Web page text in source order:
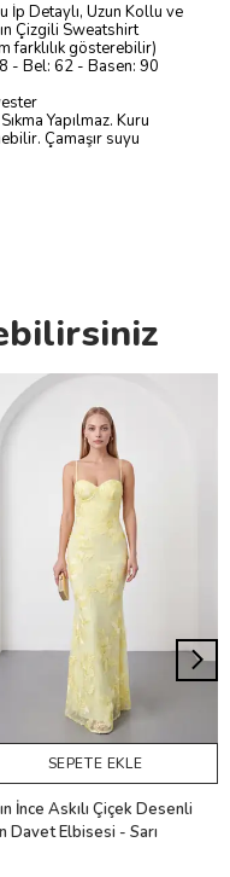
İp Detaylı, Uzun Kollu ve
Çizgili Sweatshirt
farklılık gösterebilir)
- Bel: 62 - Basen: 90
Yapılmaz. Kuru
Çamaşır suyu
SEPETE EKLE
İnce Askılı Çiçek Desenli
Davet Elbisesi - Sarı